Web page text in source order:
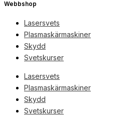
Webbshop
Lasersvets
Plasmaskärmaskiner
Skydd
Svetskurser
Lasersvets
Plasmaskärmaskiner
Skydd
Svetskurser